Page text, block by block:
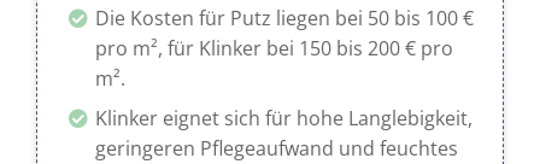
Die Kosten für Putz liegen bei 50 bis 100 €
pro m², für Klinker bei 150 bis 200 € pro
m².
Klinker eignet sich für hohe Langlebigkeit,
geringeren Pflegeaufwand und feuchtes